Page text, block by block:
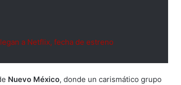
a Netflix, fecha de estreno
Nuevo México, donde un carismático grupo